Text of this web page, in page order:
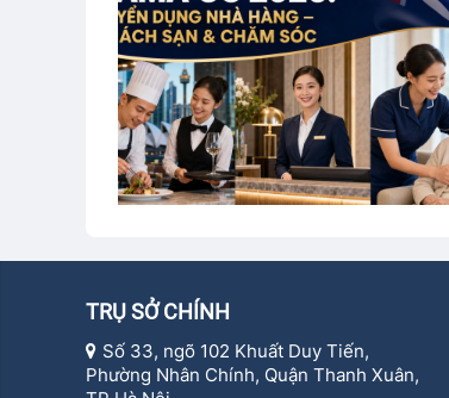
TRỤ SỞ CHÍNH
Số 33, ngõ 102 Khuất Duy Tiến,
Phường Nhân Chính, Quận Thanh Xuân,